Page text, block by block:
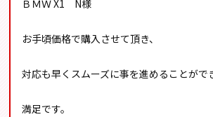
ＢＭＷ X1 N様
お手頃価格で購入させて頂き、
対応も早くスムーズに事を進めることがで
満足です。